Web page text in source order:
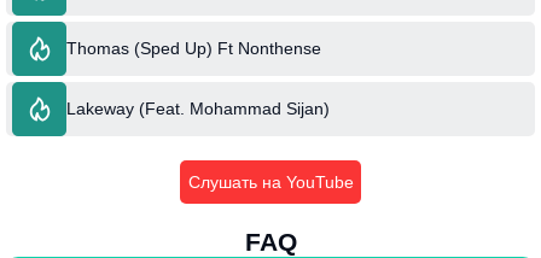
Thomas (Sped Up) Ft Nonthense
Lakeway (Feat. Mohammad Sijan)
Слушать на YouTube
FAQ